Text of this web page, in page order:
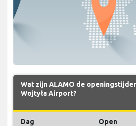
Wat zijn ALAMO de
Wojtyła Airport?
Dag Open